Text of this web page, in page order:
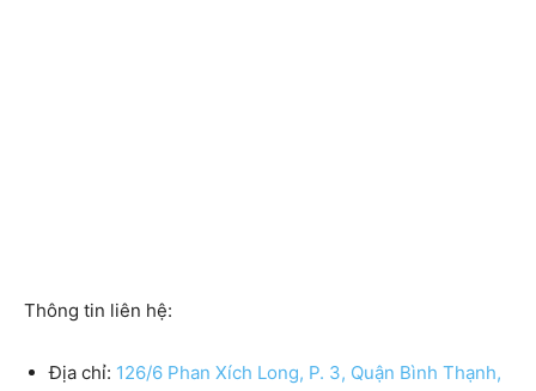
Thông tin liên hệ:
Địa chỉ: 126/6 Phan Xích Long, P. 3, Quận Bình Thạnh,